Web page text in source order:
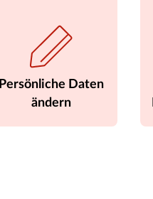
Persönliche Daten
ändern